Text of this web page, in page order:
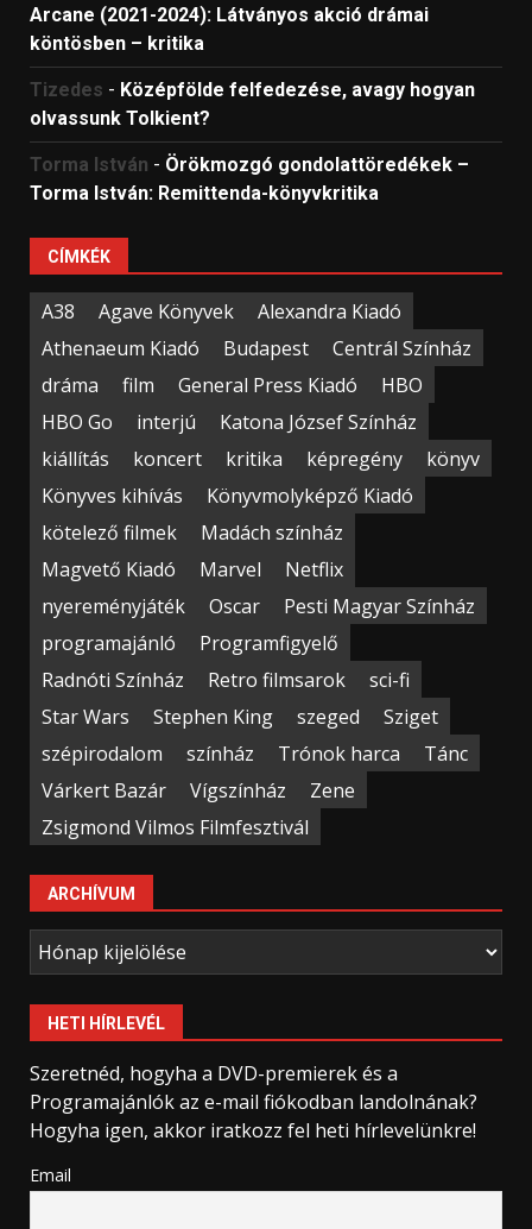
Arcane (2021-2024): Látványos akció drámai
köntösben – kritika
Tizedes - Középfölde felfedezése, avagy hogyan
olvassunk Tolkient?
Torma István - Örökmozgó gondolattöredékek –
Torma István: Remittenda-könyvkritika
CÍMKÉK
A38 Agave Könyvek
Alexandra Kiadó
Athenaeum Kiadó
Budapest
Centrál Színház
dráma
film General Press Kiadó
HBO
HBO Go
interjú
Katona József Színház
kiállítás
koncert kritika képregény
könyv
Könyves kihívás
Könyvmolyképző Kiadó
kötelező filmek
Madách színház
Magvető Kiadó
Marvel
Netflix
nyereményjáték
Oscar
Pesti Magyar Színház
programajánló
Programfigyelő
Radnóti Színház
Retro filmsarok
sci-fi
Star Wars
Stephen King szeged
Sziget
szépirodalom
színház Trónok harca
Tánc
Várkert Bazár
Vígszínház
Zene
Zsigmond Vilmos Filmfesztivál
ARCHÍVUM
Archívum
HETI HÍRLEVÉL
Szeretnéd, hogyha a DVD-premierek és a
Programajánlók az e-mail fiókodban landolnának?
Hogyha igen, akkor iratkozz fel heti hírlevelünkre!
Email